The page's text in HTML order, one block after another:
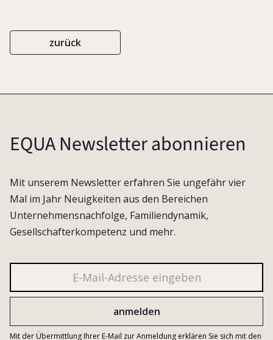
zurück
EQUA Newsletter abonnieren
Mit unserem Newsletter erfahren Sie ungefähr vier
Mal im Jahr Neuigkeiten aus den Bereichen
Unternehmensnachfolge, Familiendynamik,
Gesellschafterkompetenz und mehr.
Mit der Übermittlung Ihrer E-Mail zur Anmeldung erklären Sie sich mit den